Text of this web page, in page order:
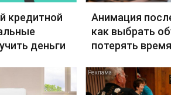
кредитной
деньги
Анимация
как выбрать
потерять время